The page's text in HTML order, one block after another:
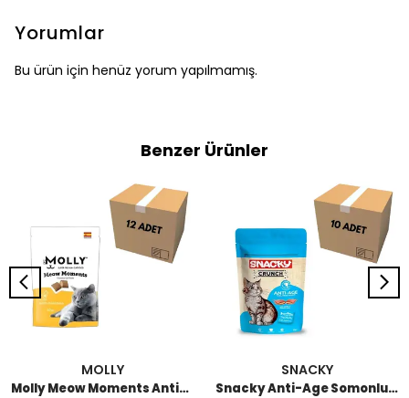
Yorumlar
Bu ürün için henüz yorum yapılmamış.
Benzer Ürünler
MOLLY
Molly Meow Moments Anti-Hairball Tüy Yumağı Kontrolü İçin Kedi Ödül Maması 60 GR (12 Adet)
SNACKY
Snacky Anti-Age Somonlu Kedi Crunch Ödül 60 GR (10 Adet)